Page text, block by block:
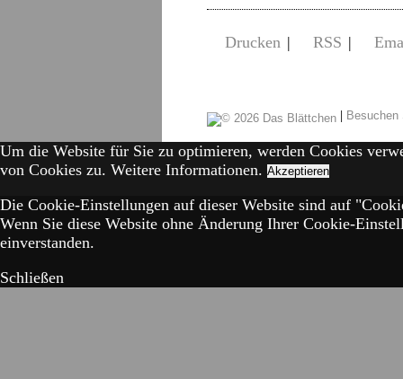
Drucken | RSS |
|
Um die Website für Sie zu optimieren, werden Cookies
von Cookies zu. Weitere Informationen. Akzeptieren
Die Cookie-Einstellungen auf dieser Website sind auf
Wenn Sie diese Website ohne Änderung Ihrer Cookie-
einverstanden.
Schließen